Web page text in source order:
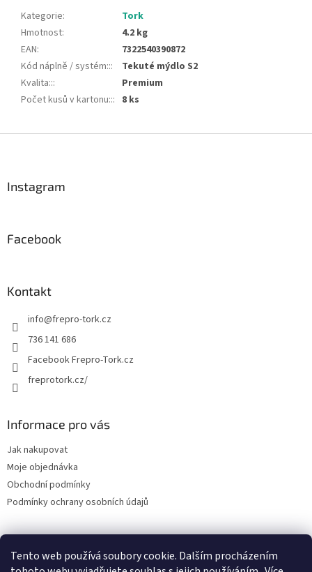
Tento web používá soubory cookie. Dalším procházením
Kategorie:
Tork
Hmotnost:
4.2 kg
EAN:
7322540390872
Kód náplně / systém:::
Tekuté mýdlo S2
Kvalita:::
Premium
Počet kusů v kartonu::: 8 ks
Instagram
Facebook
Kontakt
info@frepro-tork.cz
736 141 686
Facebook Frepro-Tork.cz
freprotork.cz/
Informace pro vás
Jak nakupovat
Moje objednávka
Obchodní podmínky
Podmínky ochrany osobních údajů
Facebook FREPRO-TORK.CZ Instagram FREPRO-TORK.cz